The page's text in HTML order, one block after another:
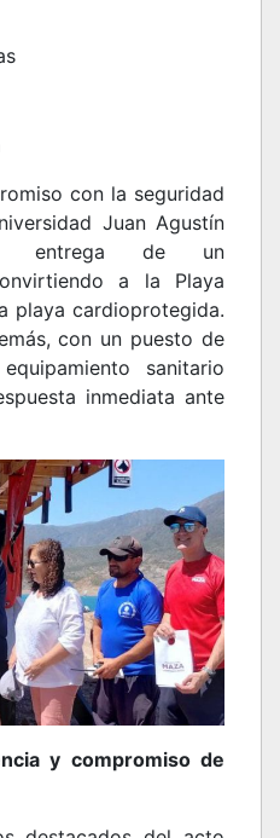
con la seguridad
Juan Agustín
entrega de un
a la Playa
playa cardioprotegida.
con un puesto de
sanitario
inmediata ante
y compromiso de